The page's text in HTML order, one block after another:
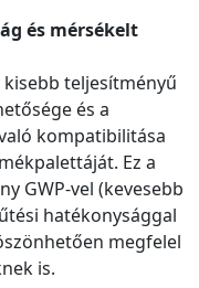
és mérsékelt
kisebb teljesítményű
és a
kompatibilitása
Ez a
GWP-vel (kevesebb
hatékonysággal
megfelel
is.